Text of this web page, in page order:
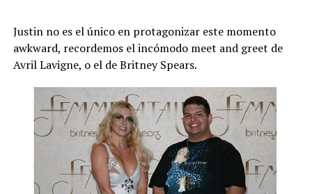
Justin no es el único en protagonizar este momento
awkward, recordemos el incómodo meet and greet de
Avril Lavigne, o el de Britney Spears.